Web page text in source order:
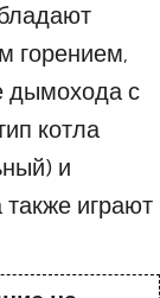
горением,
дымохода с
котла
и
играют